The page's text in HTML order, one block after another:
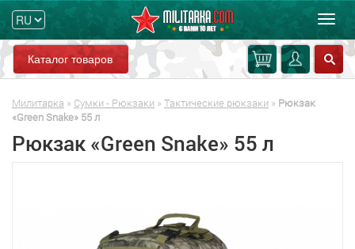
Каталог товаров
Милитарка » Сумки - Рюкзаки » Тактические рюкзаки » Рюкзак
«Green Snake» 55 л
Рюкзак «Green Snake» 55 л